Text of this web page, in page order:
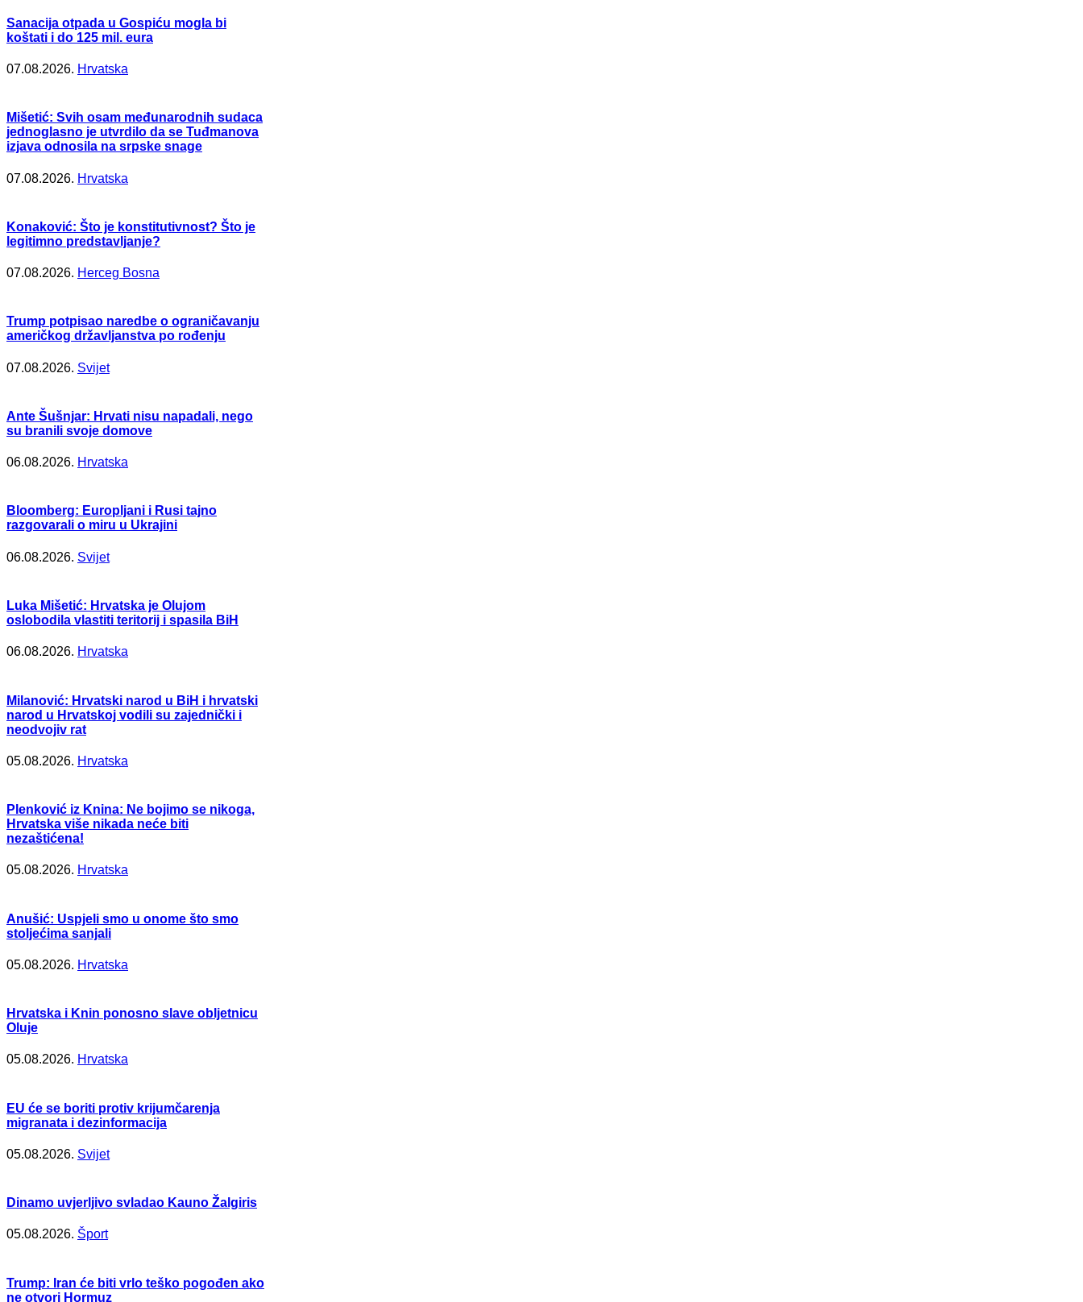
Sanacija otpada u Gospiću mogla bi
koštati i do 125 mil. eura
07.08.2026. Hrvatska
Mišetić: Svih osam međunarodnih sudaca
jednoglasno je utvrdilo da se Tuđmanova
izjava odnosila na srpske snage
07.08.2026. Hrvatska
Konaković: Što je konstitutivnost? Što je
legitimno predstavljanje?
07.08.2026. Herceg Bosna
Trump potpisao naredbe o ograničavanju
američkog državljanstva po rođenju
07.08.2026. Svijet
Ante Šušnjar: Hrvati nisu napadali, nego
su branili svoje domove
06.08.2026. Hrvatska
Bloomberg: Europljani i Rusi tajno
razgovarali o miru u Ukrajini
06.08.2026. Svijet
Luka Mišetić: Hrvatska je Olujom
oslobodila vlastiti teritorij i spasila BiH
06.08.2026. Hrvatska
Milanović: Hrvatski narod u BiH i hrvatski
narod u Hrvatskoj vodili su zajednički i
neodvojiv rat
05.08.2026. Hrvatska
Plenković iz Knina: Ne bojimo se nikoga,
Hrvatska više nikada neće biti
nezaštićena!
05.08.2026. Hrvatska
Anušić: Uspjeli smo u onome što smo
stoljećima sanjali
05.08.2026. Hrvatska
Hrvatska i Knin ponosno slave obljetnicu
Oluje
05.08.2026. Hrvatska
EU će se boriti protiv krijumčarenja
migranata i dezinformacija
05.08.2026. Svijet
Dinamo uvjerljivo svladao Kauno Žalgiris
05.08.2026. Šport
Trump: Iran će biti vrlo teško pogođen ako
ne otvori Hormuz